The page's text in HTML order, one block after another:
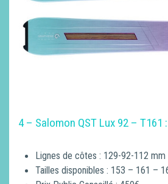
4 – Salomon QST Lux 92 – T161 :
Lignes de côtes : 129-92-112 mm
Tailles disponibles : 153 – 161 –